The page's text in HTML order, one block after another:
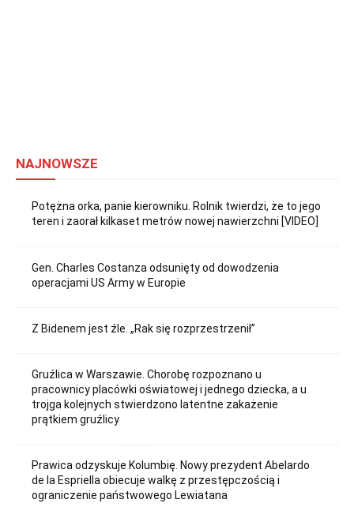
NAJNOWSZE
Potężna orka, panie kierowniku. Rolnik twierdzi, że to jego
teren i zaorał kilkaset metrów nowej nawierzchni [VIDEO]
Gen. Charles Costanza odsunięty od dowodzenia
operacjami US Army w Europie
Z Bidenem jest źle. „Rak się rozprzestrzenił”
Gruźlica w Warszawie. Chorobę rozpoznano u
pracownicy placówki oświatowej i jednego dziecka, a u
trojga kolejnych stwierdzono latentne zakażenie
prątkiem gruźlicy
Prawica odzyskuje Kolumbię. Nowy prezydent Abelardo
de la Espriella obiecuje walkę z przestępczością i
ograniczenie państwowego Lewiatana